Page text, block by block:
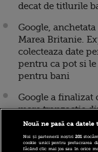
decat de titlurile
Google,
Marea Britanie.
colecteaza date
pentru ca pot si
pentru bani
Google a finalizat
mare tranzactie
istorie. A preluat
Motorola Mobility,
pentru 12,5 mld.
Nouă ne pasă ca datele
Noi și partenerii noștri201
cookie unici pentru prelucrarea
făcând clic mai jos sau în orice